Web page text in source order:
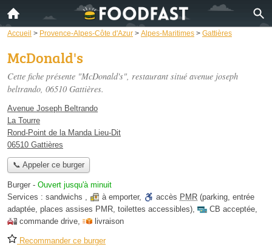
Accueil > Provence-Alpes-Côte d'Azur > Alpes-Maritimes > Gattières
McDonald's
Cette fiche présente "McDonald's", restaurant situé avenue joseph
beltrando, 06510 Gattières.
Avenue Joseph Beltrando
La Tourre
Rond-Point de la Manda Lieu-Dit
06510 Gattières
📞 Appeler ce burger
Burger - Ouvert jusqu'à minuit
Services : sandwichs , à emporter, accès PMR (parking, entrée
adaptée, places assises PMR, toilettes accessibles), CB acceptée,
commande drive, livraison
Recommander ce burger